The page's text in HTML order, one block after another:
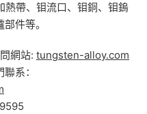
熱帶、钼流口、钼銅、钼鎢
件等。
網站: tungsten-alloy.com
系：